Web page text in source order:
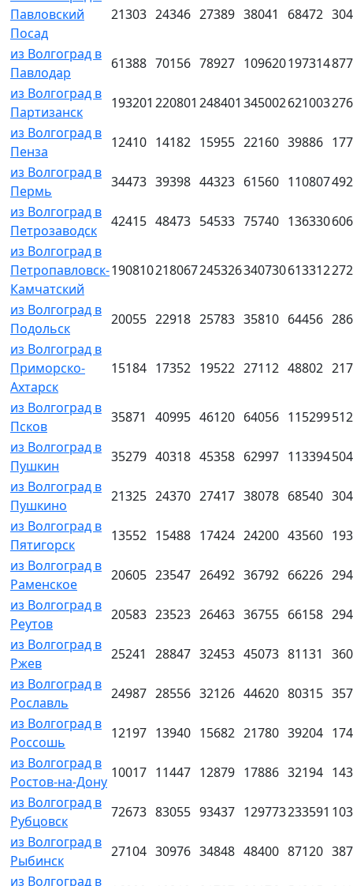
Павловский
Посад
21303 24346 27389 38041 68472
из Волгоград в
Павлодар
61388 70156 78927 109620197314
из Волгоград в
Партизанск
193201 220801 248401 345002621003
из Волгоград в
Пенза
12410 14182 15955 22160 39886
из Волгоград в
Пермь
34473 39398 44323 61560 110807
из Волгоград в
Петрозаводск
42415 48473 54533 75740 136330
из Волгоград в
Петропавловск-
Камчатский
190810218067245326340730613312
из Волгоград в
Подольск
20055 22918 25783 35810 64456
из Волгоград в
Приморско-
Ахтарск
15184 17352 19522 27112 48802
из Волгоград в
Псков
35871 40995 46120 64056 115299
из Волгоград в
Пушкин
35279 40318 45358 62997 113394
из Волгоград в
Пушкино
21325 24370 27417 38078 68540
из Волгоград в
Пятигорск
13552 15488 17424 24200 43560
из Волгоград в
Раменское
20605 23547 26492 36792 66226
из Волгоград в
Реутов
20583 23523 26463 36755 66158
из Волгоград в
Ржев
25241 28847 32453 45073 81131
из Волгоград в
Рославль
24987 28556 32126 44620 80315
из Волгоград в
Россошь
12197 13940 15682 21780 39204
из Волгоград в
Ростов-на-Дону
10017 11447 12879 17886 32194
из Волгоград в
Рубцовск
72673 83055 93437 129773233591
из Волгоград в
Рыбинск
27104 30976 34848 48400 87120
из Волгоград в